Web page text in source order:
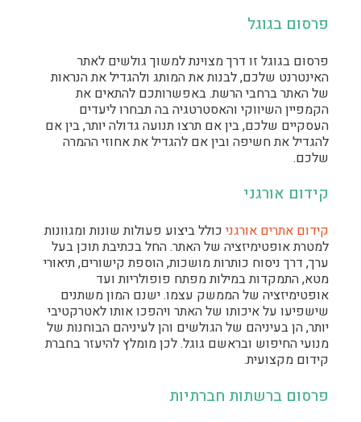
פרסום בגוגל
פרסום בגוגל זו דרך מצוינת למשוך גולשים לאתר
האינטרנט שלכם, לבנות את המותג ולהגדיל את הנראות
של האתר ברחבי הרשת. באפשרותכם להתאים את
הקמפיין השיווקי והאסטרטגיה בה תבחרו ליעדים
העסקיים שלכם, בין אם תרצו תנועה גדולה יותר, בין אם
להגדיל את חשיפה ובין אם להגדיל את אחוזי ההמרה
שלכם.
קידום אורגני
קידום אתרים אורגני כולל ביצוע פעולות שונות ומגוונות
למטרת אופטימיזציה של האתר. החל בכתיבת תוכן בעל
ערך, דרך ניסוח כותרות מושכות, הוספת קישורים, תיאורי
מטא, התמקדות במילות מפתח פופולריות ועד
אופטימיזציה של הממשק עצמו. ישנם המון משתנים
שישפיעו על איכותו של האתר ויהפכו אותו לאטרקטיבי
יותר, הן בעיניהם של הגולשים והן לעיניהם הבוחנות של
מנועי החיפוש ובראשם גוגל. לכן מומלץ להיעזר בחברת
קידום מקצועית.
פרסום ברשתות חברתיות